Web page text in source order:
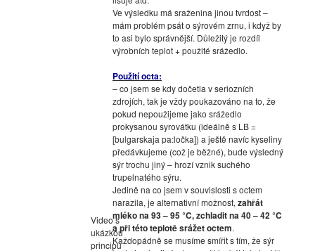
Ve výsledku má sraženina jinou tvrdost –
mám problém psát o sýrovém zrnu, i když by
to asi bylo správnější. Důležitý je rozdíl
výrobních teplot + použité srážedlo.
Použití octa:
– co jsem se kdy dočetla v seriozních
zdrojích, tak je vždy poukazováno na to, že
pokud nepoužijeme jako srážedlo
prokysanou syrovátku (ideálně s LB =
[bulgarskaja pa:ločka]) a ještě navíc kyseliny
předávkujeme (což je běžné), bude výsledný
sýr trochu jiný – hrozí vznik suchého
trupelnatého sýru.
Jedině na co jsem v souvislosti s octem
narazila, je alternativní možnost, zahřát
mléko na 93 – 95 °C, zchladit na 40 – 42 °C
a při této teplotě srážet octem.
Každopádně se musíme smířit s tím, že sýr
Video s
ukázkou
principu